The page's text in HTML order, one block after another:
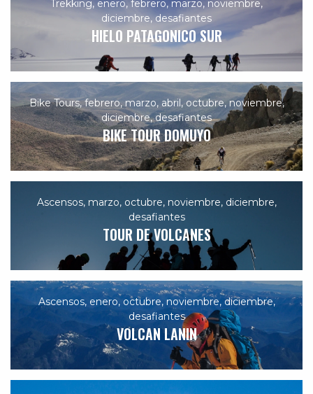
Trekking,enero, febrero, marzo,noviembre,
diciembre,desafiantes
HIELO PATAGONICO SUR
Bike Tours,febrero, marzo, abril, octubre,noviembre,
diciembre,desafiantes
BIKE TOUR DOMUYO
Ascensos, marzo, octubre, noviembre, diciembre,
desafiantes
TOUR DE VOLCANES
Ascensos, enero,octubre, noviembre, diciembre,
desafiantes
VOLCAN LANIN